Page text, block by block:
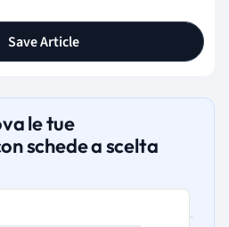
Save Article
le tue
schede a scelta